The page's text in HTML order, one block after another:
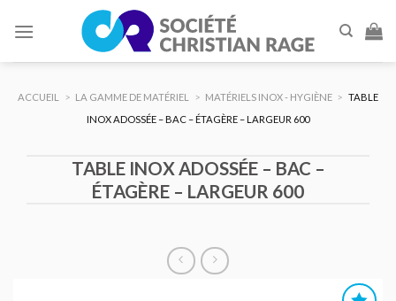
ACCUEIL > LA GAMME DE MATÉRIEL > MATÉRIELS INOX - HYGIÈNE > TABLE
INOX ADOSSÉE – BAC – ÉTAGÈRE – LARGEUR 600
TABLE INOX ADOSSÉE – BAC –
ÉTAGÈRE – LARGEUR 600